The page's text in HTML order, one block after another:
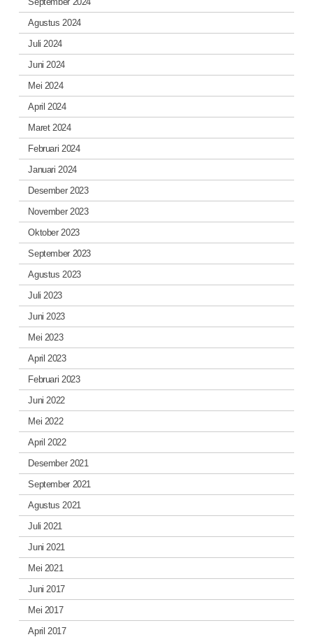
Agustus 2024
Juli 2024
Juni 2024
Mei 2024
April 2024
Maret 2024
Februari 2024
Januari 2024
Desember 2023
November 2023
Oktober 2023
September 2023
Agustus 2023
Juli 2023
Juni 2023
Mei 2023
April 2023
Februari 2023
Juni 2022
Mei 2022
April 2022
Desember 2021
September 2021
Agustus 2021
Juli 2021
Juni 2021
Mei 2021
Juni 2017
Mei 2017
April 2017